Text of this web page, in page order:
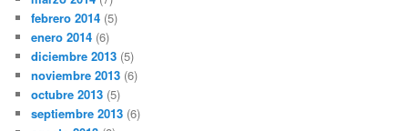
febrero 2014 (5)
enero 2014 (6)
diciembre 2013 (5)
noviembre 2013 (6)
octubre 2013 (5)
septiembre 2013 (6)